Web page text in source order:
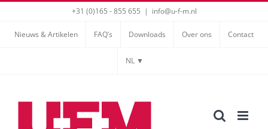
+31 (0)165 - 855 655 | info@u-f-m.nl
Nieuws & Artikelen FAQ’s Downloads Over ons Contact
NL ▼